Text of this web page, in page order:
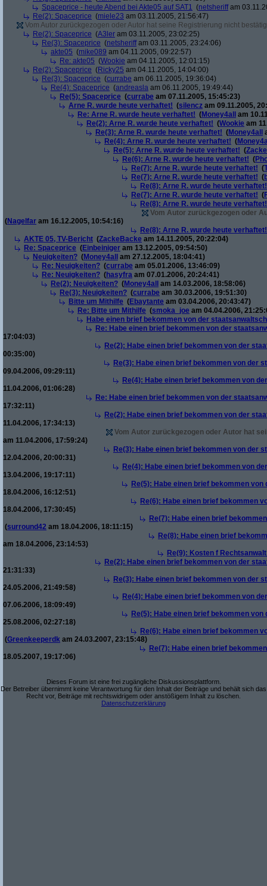
Spaceprice - heute Abend bei Akte05 auf SAT1 (netsheriffam
Re(2): Spaceprice (miele23 am 03.11.2005, 21:56:47)
Vom Autor zurückgezogen oder Autor hat seine Registrierung nicht
Re(2): Spaceprice (A3ler am 03.11.2005, 23:02:25)
Re(3): Spaceprice (netsheriffam 03.11.2005, 23:24:06)
akte05 (mike089 am 04.11.2005, 09:22:57)
Re: akte05 (Wookie am 04.11.2005, 12:01:15)
Re(2): Spaceprice (Ricky25 am 04.11.2005, 14:04:00)
Re(3): Spaceprice (currabe am 06.11.2005, 19:36:04)
Re(4): Spaceprice (andreasla am 06.11.2005, 19:49:44)
Re(5): Spaceprice (currabe am 07.11.2005, 15:45:23)
Arne R. wurde heute verhaftet! (silencz am 09.11.2005,
Re: Arne R. wurde heute verhaftet! (Money4all
am
Re(2): Arne R. wurde heute verhaftet! (Wookie am
Re(3): Arne R. wurde heute verhaftet! (Money4all
Re(4): Arne R. wurde heute verhaftet! (
Re(5): Arne R. wurde heute verhaftet! (
Re(6): Arne R. wurde heute verhaftet! (
Re(7): Arne R. wurde heute verhaftet! (
Re(7): Arne R. wurde heute verhaftet! (
Re(8): Arne R. wurde heute verhaftet!
Re(7): Arne R. wurde heute verhaftet! (
Re(8): Arne R. wurde heute verhaftet!
Vom Autor zurückgezogen oder
(Nagelfar am 16.12.2005, 10:54:16)
Re(8): Arne R. wurde heute verhaftet!
AKTE 05, TV-Bericht (ZackeBacke am 14.11.2005, 20:22:04)
Re: Spaceprice (Einbeiniger am 13.12.2005, 09:54:50)
Neuigkeiten? (Money4all
am 27.12.2005, 18:04:41)
Re: Neuigkeiten? (currabe am 05.01.2006, 13:46:09)
Re: Neuigkeiten? (hasyfra am 07.01.2006, 20:24:41)
Re(2): Neuigkeiten? (Money4all
am 14.03.2006, 18:58:06)
Re(3): Neuigkeiten? (currabe am 30.03.2006, 19:51:30)
Bitte um Mithilfe (Ebaytante am 03.04.2006, 20:43:47)
Re: Bitte um Mithilfe (smoka_joe am 04.04.2006,
Habe einen brief bekommen von der
Re: Habe einen brief bekommen von der
17:04:03)
Re(2): Habe einen brief bekommen von der
00:35:00)
Re(3): Habe einen brief bekommen von der
09.04.2006, 09:29:11)
Re(4): Habe einen brief bekommen von
11.04.2006, 01:06:28)
Re: Habe einen brief bekommen von der
17:32:11)
Re(2): Habe einen brief bekommen von der
11.04.2006, 17:34:13)
Vom Autor zurückgezogen oder Autor hat
am 11.04.2006, 17:59:24)
Re(3): Habe einen brief bekommen von der
12.04.2006, 20:00:31)
Re(4): Habe einen brief bekommen von
13.04.2006, 19:17:11)
Re(5): Habe einen brief bekommen
18.04.2006, 16:12:51)
Re(6): Habe einen brief bekommen
18.04.2006, 17:30:45)
Re(7): Habe einen brief
(surround42 am 18.04.2006, 18:11:15)
Re(8): Habe einen brief
am 18.04.2006, 23:14:53)
Re(9): Kosten f
Re(2): Habe einen brief bekommen von der
21:31:33)
Re(3): Habe einen brief bekommen von der
24.05.2006, 21:49:58)
Re(4): Habe einen brief bekommen von
07.06.2006, 18:09:49)
Re(5): Habe einen brief bekommen
25.08.2006, 02:27:18)
Re(6): Habe einen brief bekommen
(Greenkeeperdk am 24.03.2007, 23:15:48)
Re(7): Habe einen brief
18.05.2007, 19:17:06)
Dieses Forum ist eine frei zugängliche Diskussionsplattform.
Der Betreiber übernimmt keine Verantwortung für den Inhalt der Beiträge und behält sich das
Recht vor, Beiträge mit rechtswidrigem oder anstößigem Inhalt zu löschen.
Datenschutzerklärung